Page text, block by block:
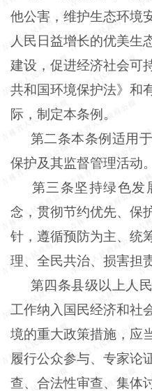
他公害，维护生态环境
人民日益增长的优美生
建设，促进经济社会可
共和国环境保护法》和
际，制定本条例。
第二条本条例适用
保护及其监督管理活动。
第三条坚持绿色发
念，贯彻节约优先、保
针，遵循预防为主、统
理、全民共治、损害担
第四条县级以上人
工作纳入国民经济和社
境的重大政策措施，应
履行公众参与、专家论
查、合法性审查、集体